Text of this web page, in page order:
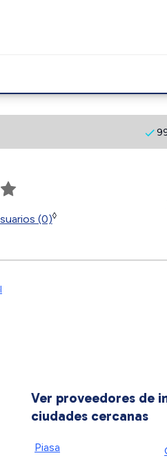
(0)◊
Ver proveedores de
ciudades cercanas
Piasa